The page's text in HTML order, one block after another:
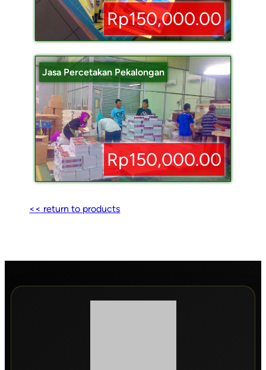
Rp150,000.00
Jasa Percetakan Pekalongan
Rp150,000.00
<< return to products